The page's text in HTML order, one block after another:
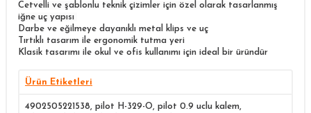
Cetvelli ve şablonlu teknik çizimler için özel olarak tasarlanmış
iğne uç yapısı
Darbe ve eğilmeye dayanıklı metal klips ve uç
Tırtıklı tasarım ile ergonomik tutma yeri
Klasik tasarımı ile okul ve ofis kullanımı için ideal bir üründür
Ürün Etiketleri
4902505221538, pilot H-329-O, pilot 0.9 uclu kalem,